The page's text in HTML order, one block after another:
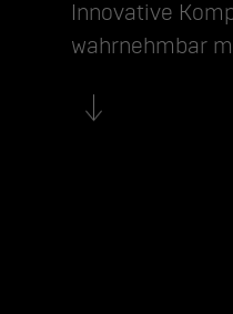
Innovative
wahrnehmbar